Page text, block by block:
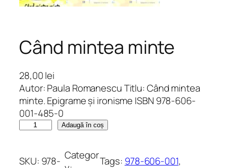
Când mintea minte
28,00lei
Autor: Paula Romanescu Titlu: Când mintea
minte. Epigrame și ironisme ISBN 978-606-
001-485-0
t
Adaugă în coș
SKU: 978- CategorTags: 978-606-001